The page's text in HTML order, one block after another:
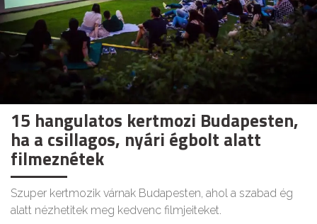
15 hangulatos kertmozi Budapesten,
ha a csillagos, nyári égbolt alatt
filmeznétek
Szuper kertmozik várnak Budapesten, ahol a szabad ég
alatt nézhetitek meg kedvenc filmjeiteket.